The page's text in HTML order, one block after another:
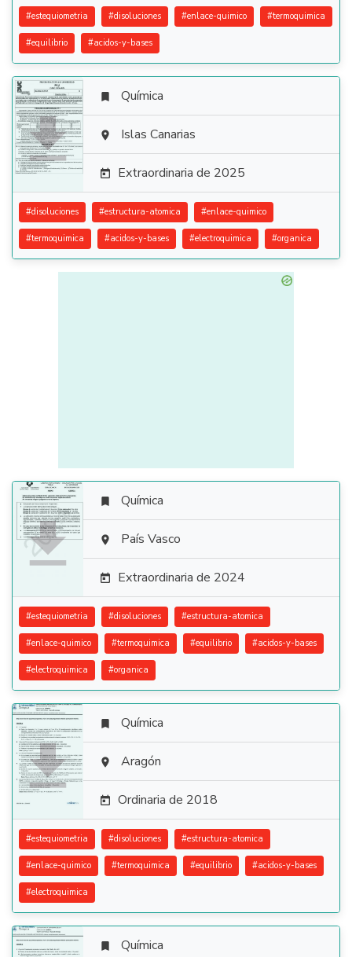
#estequiometria #disoluciones #enlace-quimico #termoquimica
#equilibrio #acidos-y-bases

 Química
 Islas Canarias
 Extraordinaria de 2025
#disoluciones #estructura-atomica #enlace-quimico
#termoquimica #acidos-y-bases #electroquimica #organica

 Química
 País Vasco
 Extraordinaria de 2024
#estequiometria #disoluciones #estructura-atomica
#enlace-quimico #termoquimica #equilibrio #acidos-y-bases
#electroquimica #organica

 Química
 Aragón
 Ordinaria de 2018
#estequiometria #disoluciones #estructura-atomica
#enlace-quimico #termoquimica #equilibrio #acidos-y-bases
#electroquimica
 Química